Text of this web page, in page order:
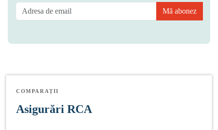
Mă abonez
COMPARAȚII
Asigurări RCA